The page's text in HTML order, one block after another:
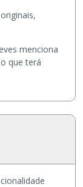
menciona
que terá